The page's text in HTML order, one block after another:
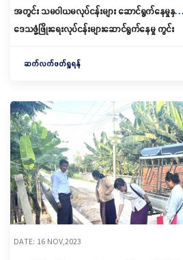
အတွင်း သမဝါယမလုပ်ငန်းများ ဆောင်ရွက်နေမှုနှင့်
ဒေသဖွံ့ဖြိုးရေးလုပ်ငန်းများဆောင်ရွက်နေမှု ကွင်း
ဆက်လက်ဖတ်ရှုရန်
DATE: 16 NOV,2023